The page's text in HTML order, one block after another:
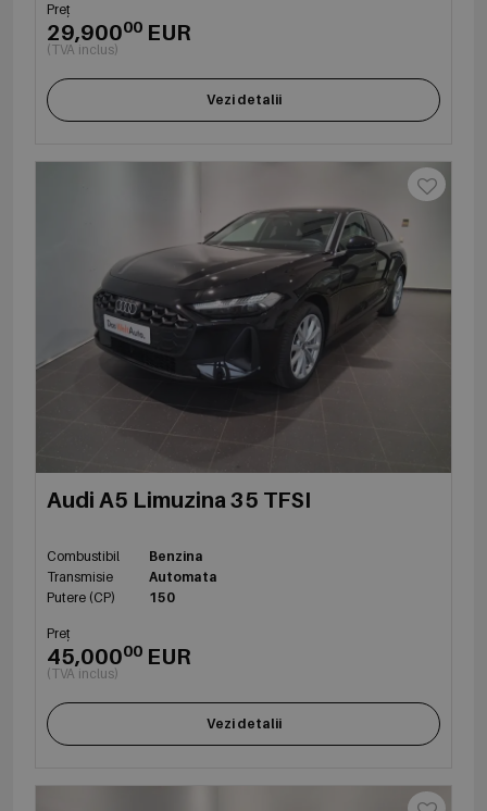
Preț
29,90000 EUR
(TVA inclus)
Vezi detalii
Audi A5 Limuzina 35 TFSI
Combustibil
Benzina
Transmisie
Automata
Putere (CP)
150
Preț
45,00000 EUR
(TVA inclus)
Vezi detalii